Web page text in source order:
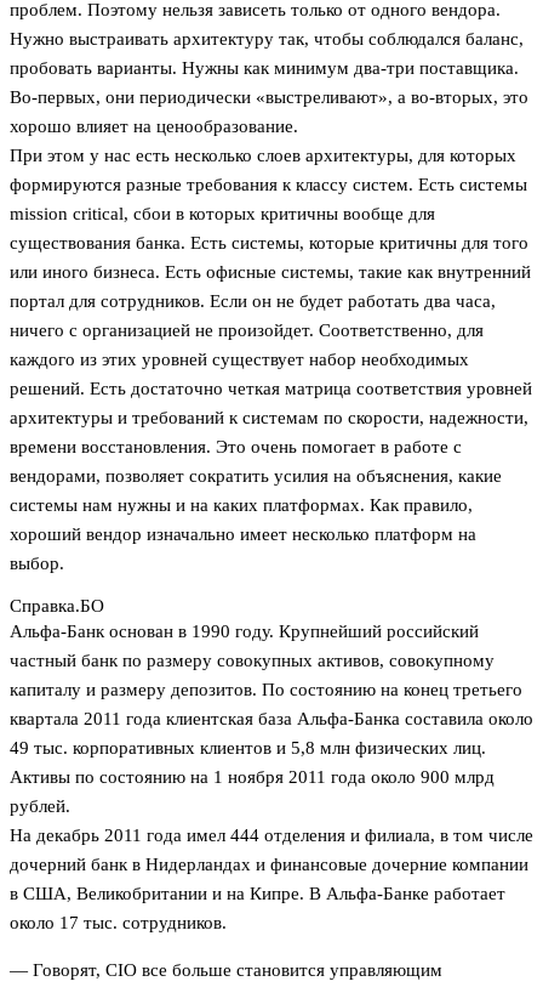
проблем. Поэтому нельзя зависеть только от одного вендора.
Нужно выстраивать архитектуру так, чтобы соблюдался баланс,
пробовать варианты. Нужны как минимум два-три поставщика.
Во-первых, они периодически «выстреливают», а во-вторых, это
хорошо влияет на ценообразование.
При этом у нас есть несколько слоев архитектуры, для которых
формируются разные требования к классу систем. Есть системы
mission critical, сбои в которых критичны вообще для
существования банка. Есть системы, которые критичны для того
или иного бизнеса. Есть офисные системы, такие как внутренний
портал для сотрудников. Если он не будет работать два часа,
ничего с организацией не произойдет. Соответственно, для
каждого из этих уровней существует набор необходимых
решений. Есть достаточно четкая матрица соответствия уровней
архитектуры и требований к системам по скорости, надежности,
времени восстановления. Это очень помогает в работе с
вендорами, позволяет сократить усилия на объяснения, какие
системы нам нужны и на каких платформах. Как правило,
хороший вендор изначально имеет несколько платформ на
выбор.
Справка.БО
Альфа-Банк основан в 1990 году. Крупнейший российский
частный банк по размеру совокупных активов, совокупному
капиталу и размеру депозитов. По состоянию на конец третьего
квартала 2011 года клиентская база Альфа-Банка составила около
49 тыс. корпоративных клиентов и 5,8 млн физических лиц.
Активы по состоянию на 1 ноября 2011 года около 900 млрд
рублей.
На декабрь 2011 года имел 444 отделения и филиала, в том числе
дочерний банк в Нидерландах и финансовые дочерние компании
в США, Великобритании и на Кипре. В Альфа-Банке работает
около 17 тыс. сотрудников.
— Говорят, CIO все больше становится управляющим